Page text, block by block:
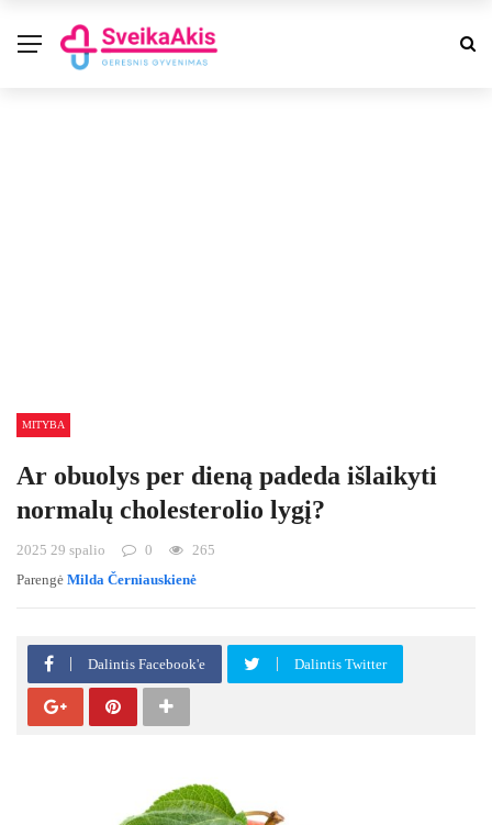
MITYBA
Ar obuolys per dieną padeda išlaikyti
normalų cholesterolio lygį?
2025 29 spalio 0
265
Parengė Milda Černiauskienė
Dalintis Facebook'e Dalintis Twitter